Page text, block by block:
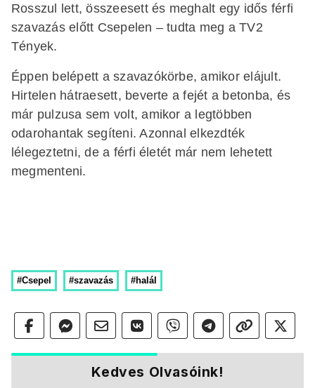
Rosszul lett, összeesett és meghalt egy idős férfi
szavazás előtt Csepelen – tudta meg a TV2
Tények.
Éppen belépett a szavazókörbe, amikor elájult.
Hirtelen hátraesett, beverte a fejét a betonba, és
már pulzusa sem volt, amikor a legtöbben
odarohantak segíteni. Azonnal elkezdték
lélegeztetni, de a férfi életét már nem lehetett
megmenteni.
#Csepel #szavazás #halál
Kedves Olvasóink!